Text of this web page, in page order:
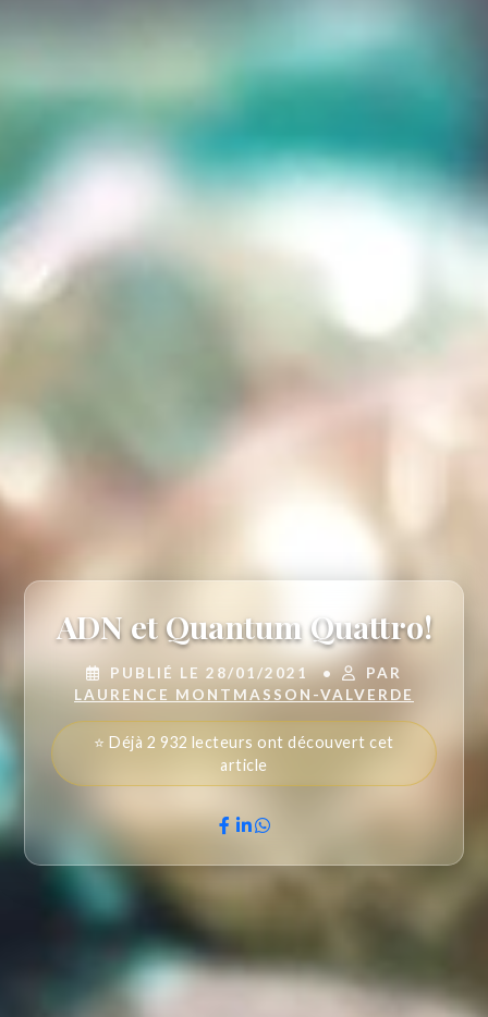
ADN et Quantum Quattro!
PUBLIÉ LE 28/01/2021 •
PAR
LAURENCE MONTMASSON-VALVERDE
⭐ Déjà 2 932 lecteurs ont découvert cet
article